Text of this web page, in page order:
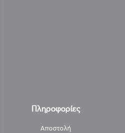
Πληροφορίες
Αποστολή